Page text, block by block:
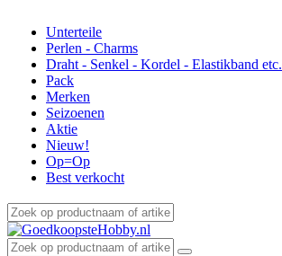
Unterteile
Perlen - Charms
Draht - Senkel - Kordel - Elastikband etc.
Pack
Merken
Seizoenen
Aktie
Nieuw!
Op=Op
Best verkocht